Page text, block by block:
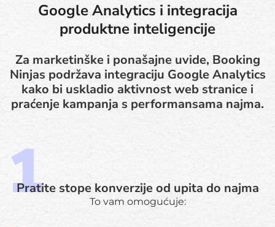
Google Analytics i integracija
produktne inteligencije
Za marketinške i ponašajne uvide, Booking
Ninjas podržava integraciju Google Analytics
kako bi uskladio aktivnost web stranice i
praćenje kampanja s performansama najma.
Pratite stope konverzije od upita do najma
To vam omogućuje: